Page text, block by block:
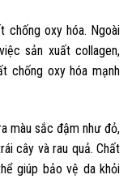
chống oxy hóa. Ngoài
sản xuất collagen,
chống oxy hóa mạnh
màu sắc đậm như đỏ,
cây và rau quả. Chất
giúp bảo vệ da khỏi